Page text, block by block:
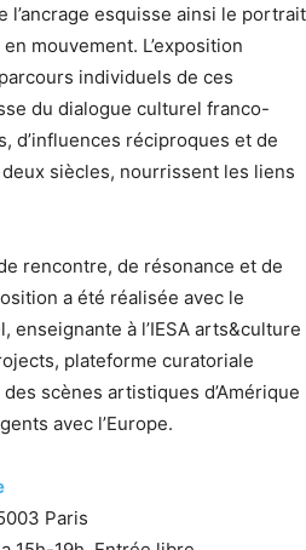
l’ancrage esquisse ainsi le portrait
mouvement. L’exposition
individuels de ces
du dialogue culturel franco-
d’influences réciproques et de
siècles, nourrissent les liens
rencontre, de résonance et de
a été réalisée avec le
enseignante à l’IESA arts&culture
plateforme curatoriale
scènes artistiques d’Amérique
avec l’Europe.
Paris